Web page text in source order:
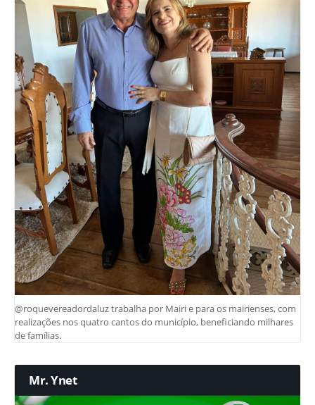
@roquevereadordaluz trabalha por Mairi e para os mairienses, com
realizações nos quatro cantos do município, beneficiando milhares
de famílias.
Mr. Ynet